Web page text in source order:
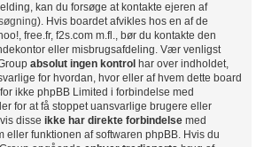
kan du forsøge at kontakte ejeren af
). Hvis boardet afvikles hos en af de
free.fr, f2s.com m.fl., bør du kontakte den
eller misbrugsafdeling. Vær venligst
absolut ingen kontrol har over indholdet,
for hvordan, hvor eller af hvem dette board
ikke phpBB Limited i forbindelse med
for at få stoppet uansvarlige brugere eller
disse ikke har direkte forbindelse med
eller funktionen af softwaren phpBB. Hvis du